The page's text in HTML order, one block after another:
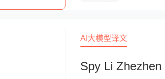
AI大模型译文
Spy Li Zhezhen